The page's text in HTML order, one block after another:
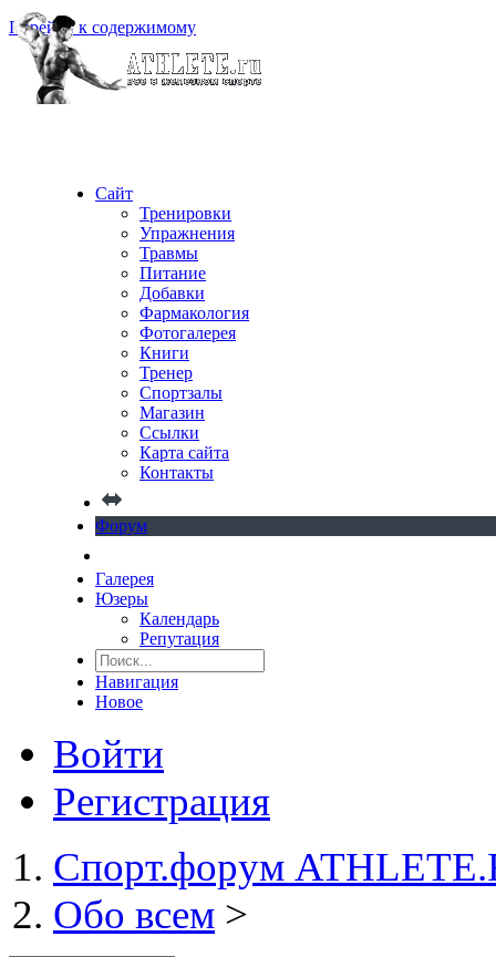
Перейти к содержимому
Сайт
Тренировки
Упражнения
Травмы
Питание
Добавки
Фармакология
Фотогалерея
Книги
Тренер
Спортзалы
Магазин
Ссылки
Карта сайта
Контакты
Форум
Галерея
Юзеры
Календарь
Репутация
Навигация
Новое
Войти
Регистрация
Спорт.форум
Обо всем >